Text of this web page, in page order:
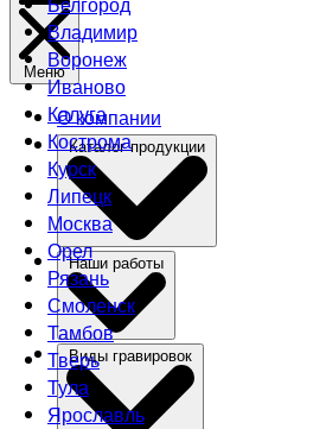
Владимир
Воронеж
Иваново
Калуга
Кострома
Курск
Липецк
Москва
Орел
Рязань
Смоленск
Тамбов
Тверь
Тула
Ярославль
Меню
О компании